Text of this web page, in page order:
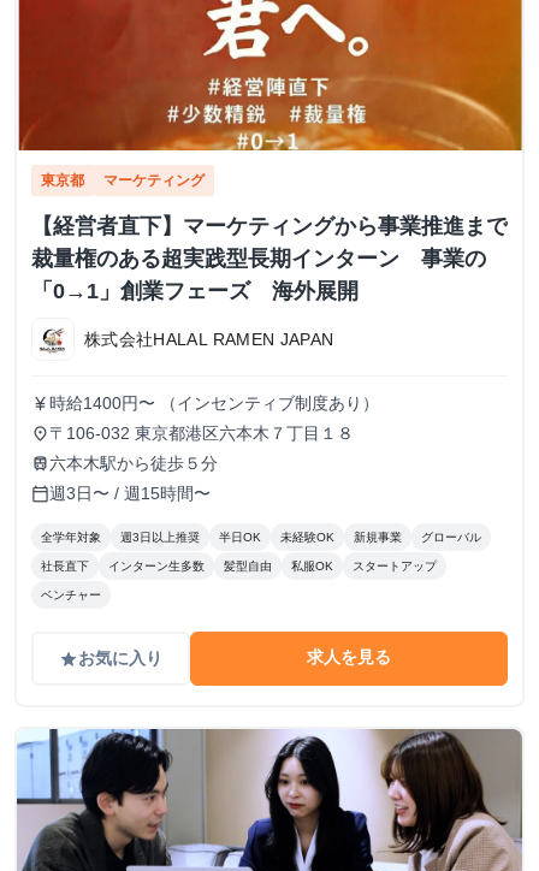
東京都 マーケティング
【経営者直下】マーケティングから事業推進まで
裁量権のある超実践型長期インターン 事業の
「0→1」創業フェーズ 海外展開
株式会社HALAL RAMEN JAPAN
currency_yen 時給1400円〜 （インセンティブ制度あり）
place 〒106-032 東京都港区六本木７丁目１８
train六本木駅から徒歩５分
calendar_today週3日〜 / 週15時間〜
全学年対象 週3日以上推奨 半日OK 未経験OK 新規事業 グローバル
社長直下 インターン生多数 髪型自由 私服OK スタートアップ
ベンチャー
gradeお気に入り 求人を見る